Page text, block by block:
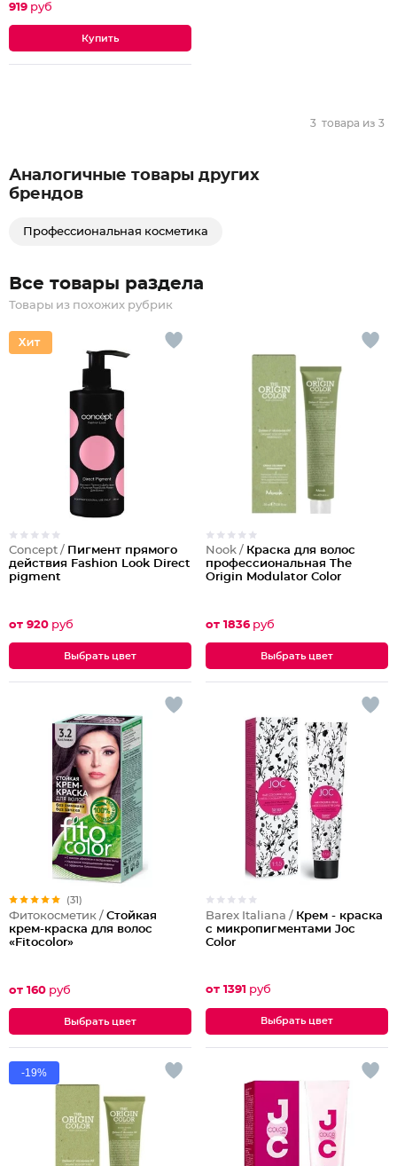
919 руб
3 товара из 3
Аналогичные товары других
брендов
Профессиональная косметика
Все товары раздела
Товары из похожих рубрик
Concept / Пигмент прямого
действия Fashion Look Direct
pigment
от 920 руб
Выбрать цвет
Nook / Краска для волос
профессиональная The
Origin Modulator Color
от 1836 руб
Выбрать цвет
(31)
Фитокосметик / Cтойкая
крем-краска для волос
«Fitocolor»
от 160 руб
Выбрать цвет
Barex Italiana / Крем - краска
с микропигментами Joc
Color
от 1391 руб
Выбрать цвет
-19%